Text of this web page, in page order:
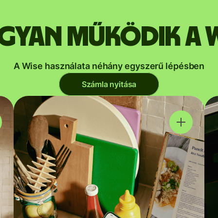
működik a
A Wise használata néhány egyszerű lépésben
Számla nyitása